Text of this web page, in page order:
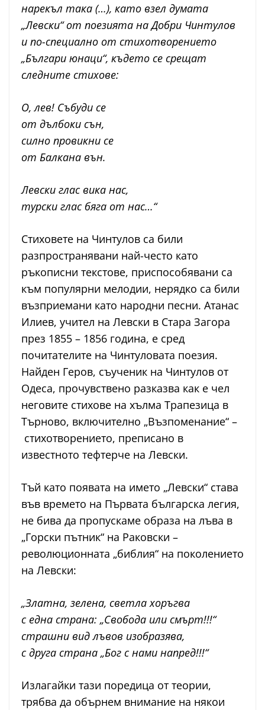
нарекъл така (…), като взел думата
„Левски“ от поезията на Добри Чинтулов
и по-специално от стихотворението
„Българи юнаци“, където се срещат
следните стихове:
О, лев! Събуди се
от дълбоки сън,
силно провикни се
от Балкана вън.
Левски глас вика нас,
турски глас бяга от нас…“
Стиховете на Чинтулов са били
разпространявани най-често като
ръкописни текстове, приспособявани са
към популярни мелодии, нерядко са били
възприемани като народни песни. Атанас
Илиев, учител на Левски в Стара Загора
през 1855 – 1856 година, е сред
почитателите на Чинтуловата поезия.
Найден Геров, съученик на Чинтулов от
Одеса, прочувствено разказва как е чел
неговите стихове на хълма Трапезица в
Търново, включително „Възпоменание“ –
стихотворението, преписано в
известното тефтерче на Левски.
Тъй като появата на името „Левски“ става
във времето на Първата българска легия,
не бива да пропускаме образа на лъва в
„Горски пътник“ на Раковски –
революционната „библия“ на поколението
на Левски:
„Златна, зелена, светла хоръгва
с една страна: „Свобода или смърт!!!“
страшни вид лъвов изобразява,
с друга страна „Бог с нами напред!!!“
Излагайки тази поредица от теории,
трябва да обърнем внимание на някои